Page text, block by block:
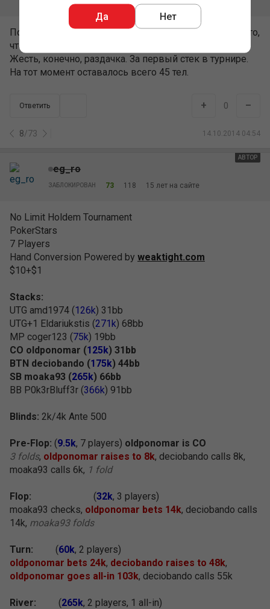
Да Нет
Походу рейз на ривере был лишний. Решил почему-то,
что добираю с двух пар.
Жесть, конечно, раздачка. За первый стек в турнире.
На тот момент оставалось всего 45 тел.
Ответить
8/73 14.10.2014 04:54
+ 0 –
АВТОР
eg_ro
ЗАБЛОКИРОВАН 73 118 15 лет на сайте
No Limit Holdem Tournament
PokerStars
7 Players
Hand Conversion Powered by weaktight.com
$10+$1
Stacks:
UTG amd1974 (126k) 31bb
UTG+1 Eldariukstis (271k) 68bb
MP coger123 (75k) 19bb
CO oldponomar (125k) 31bb
BTN deciobando (175k) 44bb
SB moaka93 (265k) 66bb
BB P0k3rBluff3r (366k) 91bb
Blinds: 2k/4k Ante 500
Pre-Flop: (9.5k, 7 players) oldponomar is CO
3 folds, oldponomar raises to 8k, deciobando calls 8k,
moaka93 calls 6k, 1 fold
Flop: (32k, 3 players)
moaka93 checks, oldponomar bets 14k, deciobando calls
14k, moaka93 folds
Turn: (60k, 2 players)
oldponomar bets 24k, deciobando raises to 48k,
oldponomar goes all-in 103k, deciobando calls 55k
River: (265k, 2 players, 1 all-in)